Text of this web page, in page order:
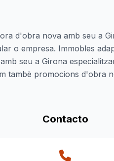
d'obra nova amb seu a
o empresa. Immobles
seu a Girona
tambè promocions d'obra
Contacto